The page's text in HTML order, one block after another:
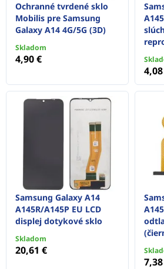
Ochranné tvrdené sklo
Mobilis pre Samsung
Galaxy A14 4G/5G (3D)
Skladom
4,90 €
Samsung Galaxy A14
A145R/A145P EU LCD
displej dotykové sklo
Skladom
20,61 €